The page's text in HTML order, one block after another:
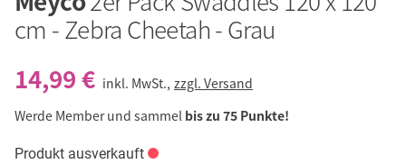
cm - Zebra Cheetah - Grau
14,99 € inkl. MwSt., zzgl. Versand
Werde Member und sammel bis zu 75 Punkte!
Produkt ausverkauft